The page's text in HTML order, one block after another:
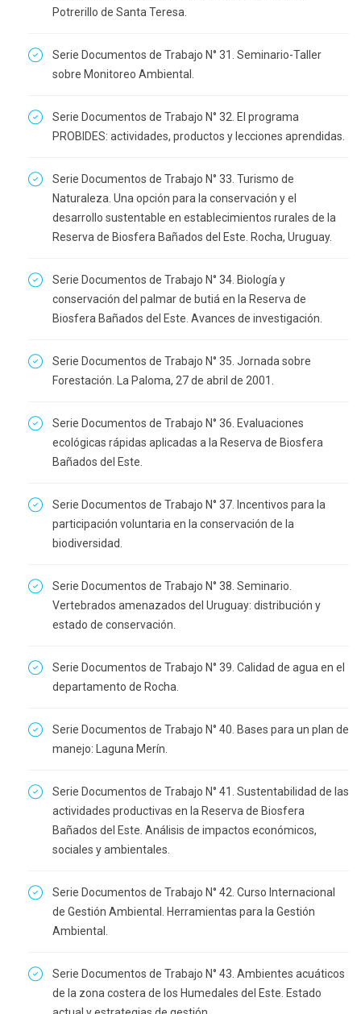
Potrerillo de Santa Teresa.
Serie Documentos de Trabajo N° 31. Seminario-Taller
sobre Monitoreo Ambiental.
Serie Documentos de Trabajo N° 32. El programa
PROBIDES: actividades, productos y lecciones aprendidas.
Serie Documentos de Trabajo N° 33. Turismo de
Naturaleza. Una opción para la conservación y el
desarrollo sustentable en establecimientos rurales de la
Reserva de Biosfera Bañados del Este. Rocha, Uruguay.
Serie Documentos de Trabajo N° 34. Biología y
conservación del palmar de butiá en la Reserva de
Biosfera Bañados del Este. Avances de investigación.
Serie Documentos de Trabajo N° 35. Jornada sobre
Forestación. La Paloma, 27 de abril de 2001.
Serie Documentos de Trabajo N° 36. Evaluaciones
ecológicas rápidas aplicadas a la Reserva de Biosfera
Bañados del Este.
Serie Documentos de Trabajo N° 37. Incentivos para la
participación voluntaria en la conservación de la
biodiversidad.
Serie Documentos de Trabajo N° 38. Seminario.
Vertebrados amenazados del Uruguay: distribución y
estado de conservación.
Serie Documentos de Trabajo N° 39. Calidad de agua en el
departamento de Rocha.
Serie Documentos de Trabajo N° 40. Bases para un plan de
manejo: Laguna Merín.
Serie Documentos de Trabajo N° 41. Sustentabilidad de las
actividades productivas en la Reserva de Biosfera
Bañados del Este. Análisis de impactos económicos,
sociales y ambientales.
Serie Documentos de Trabajo N° 42. Curso Internacional
de Gestión Ambiental. Herramientas para la Gestión
Ambiental.
Serie Documentos de Trabajo N° 43. Ambientes acuáticos
de la zona costera de los Humedales del Este. Estado